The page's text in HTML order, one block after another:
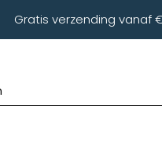
Gratis verzending vanaf